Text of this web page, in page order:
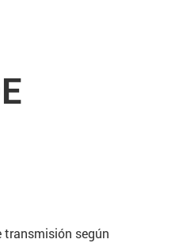
transmisión según